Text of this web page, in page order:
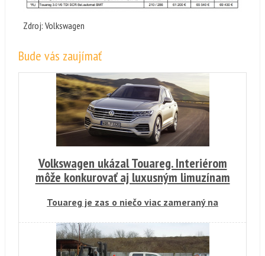
Zdroj: Volkswagen
Bude vás zaujímať
Volkswagen ukázal Touareg. Interiérom
môže konkurovať aj luxusným limuzínam
Touareg je zas o niečo viac zameraný na
smerom na asfaltovú cestu.